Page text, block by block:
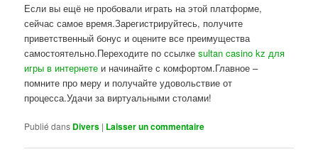
Если вы ещё не пробовали играть на этой платформе,
сейчас самое время.Зарегистрируйтесь, получите
приветственный бонус и оцените все преимущества
самостоятельно.Переходите по ссылкеsultan casino kz для
игры в интернете и начинайте с комфортом.Главное –
помните про меру и получайте удовольствие от
процесса.Удачи за виртуальными столами!
Publié dans Divers | Laisser un commentaire